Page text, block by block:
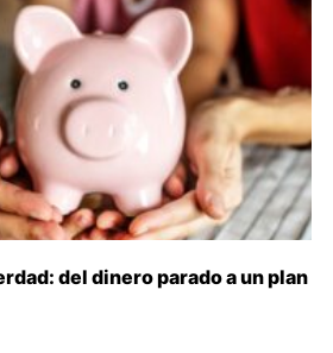
del dinero parado a un plan